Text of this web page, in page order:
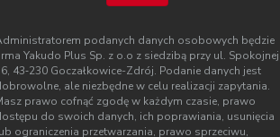
podanych danych osobowych będzie
Yakudo Plus Sp. z o.o z siedzibą przy ul. Spokojnej
43‑230 Goczałkowice-Zdrój. Podanie danych jest
ale niezbędne w celu realizacji zapytania.
prawo cofnąć zgodę w każdym czasie, prawo
do swoich danych, ich poprawiania, usunięcia
ograniczenia przetwarzania, prawo sprzeciwu,